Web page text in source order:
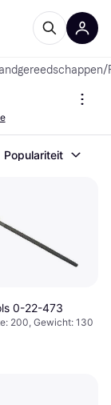
/
Populariteit
0-22-473
200, Gewicht: 130